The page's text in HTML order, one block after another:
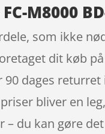
FC-M8000
som ikke
dit køb
dages
bliver en
– du kan gøre